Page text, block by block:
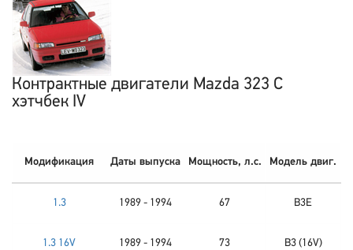
Контрактные двигатели Mazda 323 C
хэтчбек IV
Модификация Даты выпуска Мощность, л.с. Модель двиг.
1.3 1989 - 1994 67 B3E
1.3 16V 1989 - 1994 73 B3 (16V)